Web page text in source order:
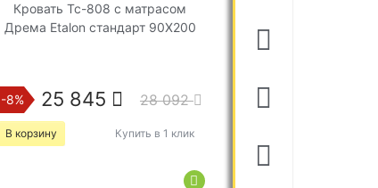
Кровать Tc-808 с матрасом
Дрема Etalon стандарт 90Х200
-8% 25 845 28 092
В корзину Купить в 1 клик